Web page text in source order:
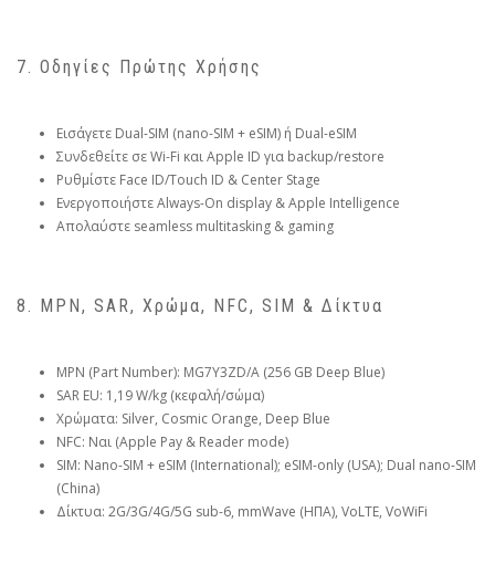
7. Οδηγίες Πρώτης Χρήσης
Εισάγετε Dual-SIM (nano-SIM + eSIM) ή Dual-eSIM
Συνδεθείτε σε Wi-Fi και Apple ID για backup/restore
Ρυθμίστε Face ID/Touch ID & Center Stage
Ενεργοποιήστε Always-On display & Apple Intelligence
Απολαύστε seamless multitasking & gaming
8. MPN, SAR, Χρώμα, NFC, SIM & Δίκτυα
MPN (Part Number): MG7Y3ZD/A (256 GB Deep Blue)
SAR EU: 1,19 W/kg (κεφαλή/σώμα)
Χρώματα: Silver, Cosmic Orange, Deep Blue
NFC: Ναι (Apple Pay & Reader mode)
SIM: Nano-SIM + eSIM (International); eSIM-only (USA); Dual nano-SIM
(China)
Δίκτυα: 2G/3G/4G/5G sub-6, mmWave (ΗΠΑ), VoLTE, VoWiFi